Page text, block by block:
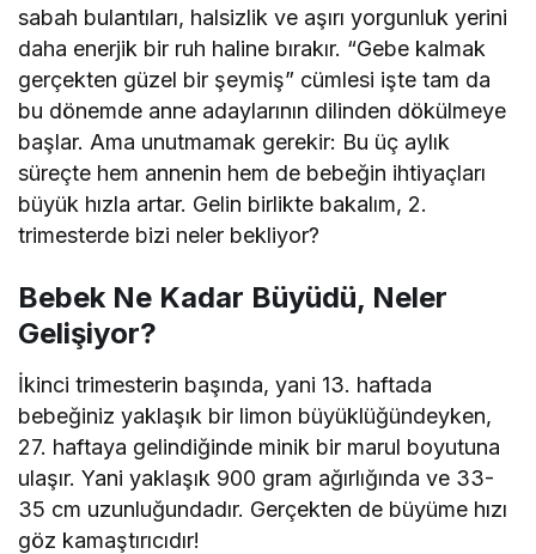
sabah bulantıları, halsizlik ve aşırı yorgunluk yerini
daha enerjik bir ruh haline bırakır. “Gebe kalmak
gerçekten güzel bir şeymiş” cümlesi işte tam da
bu dönemde anne adaylarının dilinden dökülmeye
başlar. Ama unutmamak gerekir: Bu üç aylık
süreçte hem annenin hem de bebeğin ihtiyaçları
büyük hızla artar. Gelin birlikte bakalım, 2.
trimesterde bizi neler bekliyor?
Bebek Ne Kadar Büyüdü, Neler
Gelişiyor?
İkinci trimesterin başında, yani 13. haftada
bebeğiniz yaklaşık bir limon büyüklüğündeyken,
27. haftaya gelindiğinde minik bir marul boyutuna
ulaşır. Yani yaklaşık 900 gram ağırlığında ve 33-
35 cm uzunluğundadır. Gerçekten de büyüme hızı
göz kamaştırıcıdır!